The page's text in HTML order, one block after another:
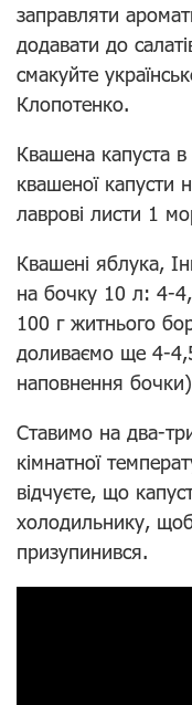
заправляти
додавати до
смакуйте
Клопотенко.
Квашена капуста в
квашеної капусти
лаврові листи 1
Квашені яблука,
на бочку 10 л: 4-
100 г житнього
доливаємо ще 4-
наповнення
Ставимо на два-
кімнатної
відчуєте, що
холодильнику,
призупинився.